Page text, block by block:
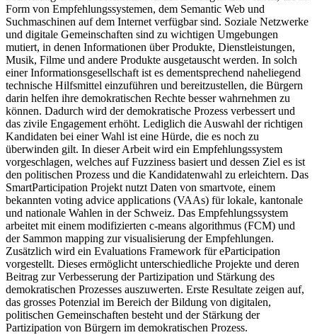
Form von Empfehlungssystemen, dem Semantic Web und
Suchmaschinen auf dem Internet verfügbar sind. Soziale Netzwerke
und digitale Gemeinschaften sind zu wichtigen Umgebungen
mutiert, in denen Informationen über Produkte, Dienstleistungen,
Musik, Filme und andere Produkte ausgetauscht werden. In solch
einer Informationsgesellschaft ist es dementsprechend naheliegend
technische Hilfsmittel einzuführen und bereitzustellen, die Bürgern
darin helfen ihre demokratischen Rechte besser wahrnehmen zu
können. Dadurch wird der demokratische Prozess verbessert und
das zivile Engagement erhöht. Lediglich die Auswahl der richtigen
Kandidaten bei einer Wahl ist eine Hürde, die es noch zu
überwinden gilt. In dieser Arbeit wird ein Empfehlungssystem
vorgeschlagen, welches auf Fuzziness basiert und dessen Ziel es ist
den politischen Prozess und die Kandidatenwahl zu erleichtern. Das
SmartParticipation Projekt nutzt Daten von smartvote, einem
bekannten voting advice applications (VAAs) für lokale, kantonale
und nationale Wahlen in der Schweiz. Das Empfehlungssystem
arbeitet mit einem modifizierten c-means algorithmus (FCM) und
der Sammon mapping zur visualisierung der Empfehlungen.
Zusätzlich wird ein Evaluations Framework für eParticipation
vorgestellt. Dieses ermöglicht unterschiedliche Projekte und deren
Beitrag zur Verbesserung der Partizipation und Stärkung des
demokratischen Prozesses auszuwerten. Erste Resultate zeigen auf,
das grosses Potenzial im Bereich der Bildung von digitalen,
politischen Gemeinschaften besteht und der Stärkung der
Partizipation von Bürgern im demokratischen Prozess.